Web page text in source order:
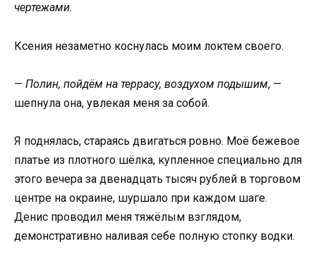
чертежами.
Ксения незаметно коснулась моим локтем своего.
— Полин, пойдём на террасу, воздухом подышим, —
шепнула она, увлекая меня за собой.
Я поднялась, стараясь двигаться ровно. Моё бежевое
платье из плотного шёлка, купленное специально для
этого вечера за двенадцать тысяч рублей в торговом
центре на окраине, шуршало при каждом шаге.
Денис проводил меня тяжёлым взглядом,
демонстративно наливая себе полную стопку водки.